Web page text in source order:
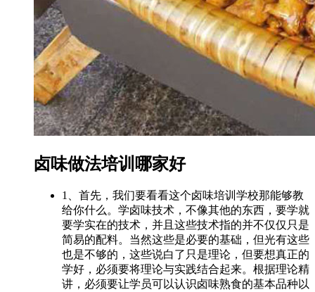
卤味做法培训哪家好
1、首先，我们要看看这个卤味培训学校那能够教
给你什么。学卤味技术，不像其他的东西，要学就
要学实在的技术，并且这些技术指的并不仅仅只是
简易的配料。当然这些是必要的基础，但光有这些
也是不够的，这些说白了只是理论，但要想真正的
学好，必须要将理论与实践结合起来。根据理论精
讲，必须要让学员可以认识卤味熟食的基本品种以